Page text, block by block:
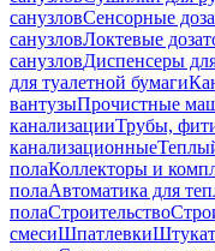
санузловСенсорные
санузловЛоктевые
санузловДиспенсеры
для туалетной бумаги
вантузыПрочистные
канализацииТрубы,
канализационные
полаКоллекторы и
полаАвтоматика для
полаСтроительство
смесиШпатлевки